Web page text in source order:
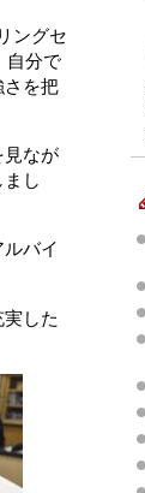
ングセ
自分で
さを把
見なが
し
バイ
した